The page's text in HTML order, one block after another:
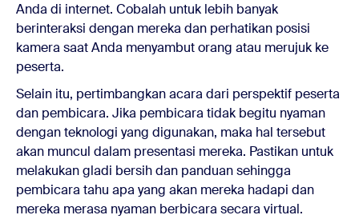
Anda di internet. Cobalah untuk lebih banyak
berinteraksi dengan mereka dan perhatikan posisi
kamera saat Anda menyambut orang atau merujuk ke
peserta.
Selain itu, pertimbangkan acara dari perspektif peserta
dan pembicara. Jika pembicara tidak begitu nyaman
dengan teknologi yang digunakan, maka hal tersebut
akan muncul dalam presentasi mereka. Pastikan untuk
melakukan gladi bersih dan panduan sehingga
pembicara tahu apa yang akan mereka hadapi dan
mereka merasa nyaman berbicara secara virtual.